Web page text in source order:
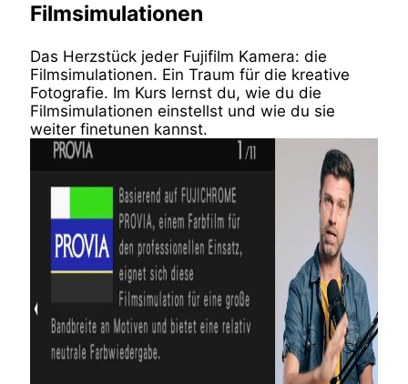
Filmsimulationen
Das Herzstück jeder Fujifilm Kamera: die
Filmsimulationen. Ein Traum für die kreative
Fotografie. Im Kurs lernst du, wie du die
Filmsimulationen einstellst und wie du sie
weiter finetunen kannst.